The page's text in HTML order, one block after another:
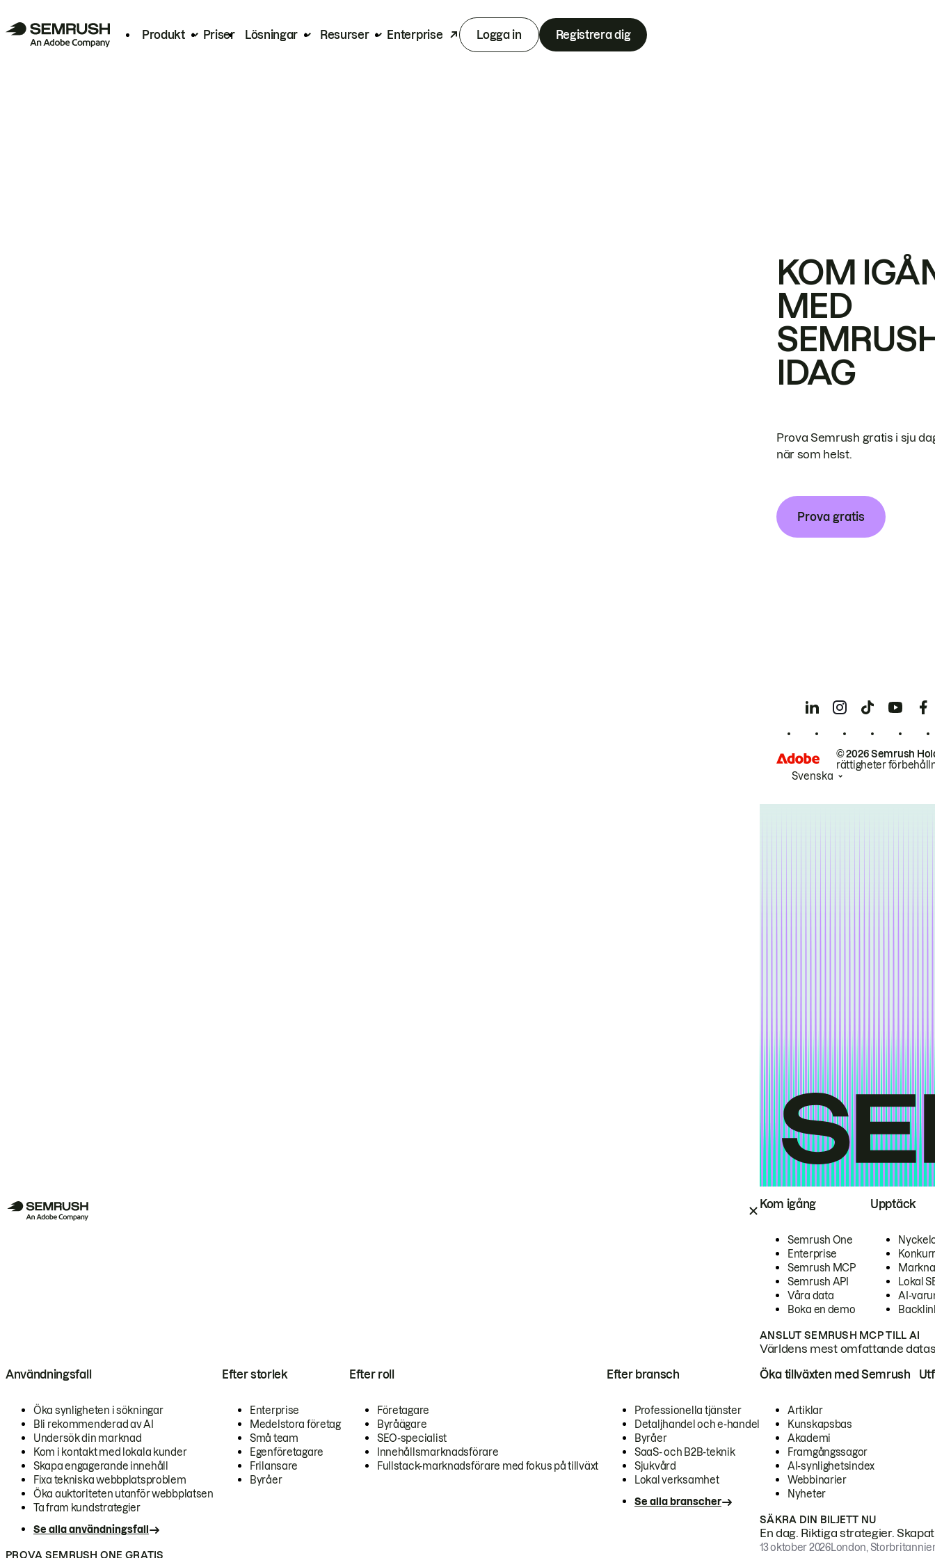
Produkt Priser Lösningar Resurser Enterprise Logga in Registrera dig
Kom igång
Semrush One
Enterprise
Semrush MCP
Semrush API
Våra data
Boka en demo
Upptäck
Lokal
AI-
ANSLUT SEMRUSH MCP TILL AI
Världens mest omfattande
Användningsfall
Öka synligheten i sökningar
Bli rekommenderad av AI
Undersök din marknad
Kom i kontakt med lokala kunder
Skapa engagerande innehåll
Fixa tekniska webbplatsproblem
Öka auktoriteten utanför webbplatsen
Ta fram kundstrategier
Se alla användningsfall
Efter storlek
Enterprise
Medelstora företag
Små team
Egenföretagare
Frilansare
Byråer
Efter roll
Företagare
Byråägare
SEO-specialist
Innehållsmarknadsförare
Fullstack-marknadsförare med fokus på tillväxt
Efter bransch
Professionella tjänster
Detaljhandel och e-handel
Byråer
SaaS- och B2B-teknik
Sjukvård
Lokal verksamhet
Se alla branscher
PROVA SEMRUSH ONE GRATIS
Öka tillväxten med Semrush
Artiklar
Kunskapsbas
Akademi
Framgångssagor
AI-synlighetsindex
Webbinarier
Nyheter
SÄKRA DIN BILJETT NU
En dag. Riktiga strategier.
13 oktober 2026London,
KOM
MED
IDAG
Prova Semrush gratis i sju
när som helst.
Prova gratis
© 2026 Semrush
rättigheter
Svenska